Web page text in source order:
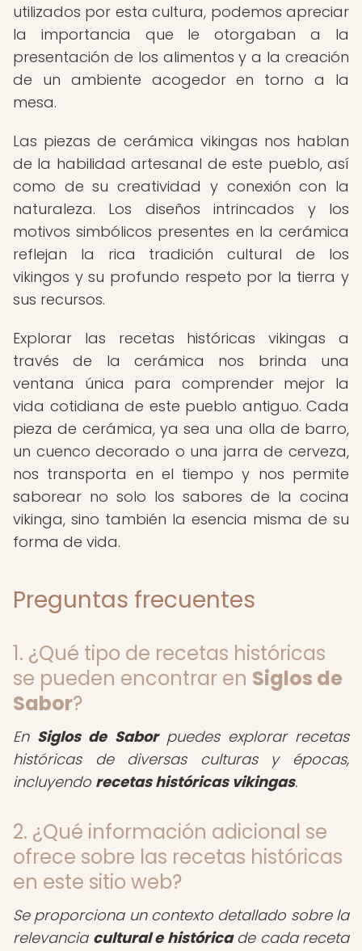
utilizados por esta cultura, podemos apreciar
la importancia que le otorgaban a la
presentación de los alimentos y a la creación
de un ambiente acogedor en torno a la
mesa.
Las piezas de cerámica vikingas nos hablan
de la habilidad artesanal de este pueblo, así
como de su creatividad y conexión con la
naturaleza. Los diseños intrincados y los
motivos simbólicos presentes en la cerámica
reflejan la rica tradición cultural de los
vikingos y su profundo respeto por la tierra y
sus recursos.
Explorar las recetas históricas vikingas a
través de la cerámica nos brinda una
ventana única para comprender mejor la
vida cotidiana de este pueblo antiguo. Cada
pieza de cerámica, ya sea una olla de barro,
un cuenco decorado o una jarra de cerveza,
nos transporta en el tiempo y nos permite
saborear no solo los sabores de la cocina
vikinga, sino también la esencia misma de su
forma de vida.
Preguntas frecuentes
1. ¿Qué tipo de recetas históricas
se pueden encontrar en Siglos de
Sabor?
En Siglos de Saborpuedes explorar recetas
históricas de diversas culturas y épocas,
incluyendo recetas históricas vikingas.
2. ¿Qué información adicional se
ofrece sobre las recetas históricas
en este sitio web?
Se proporciona un contexto detallado sobre la
relevancia cultural e históricade cada receta